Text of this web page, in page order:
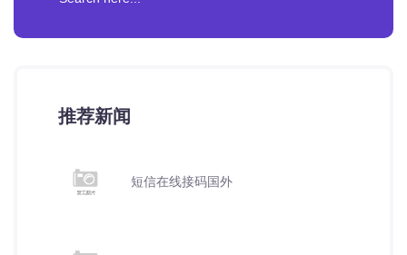
推荐新闻
短信在线接码国外